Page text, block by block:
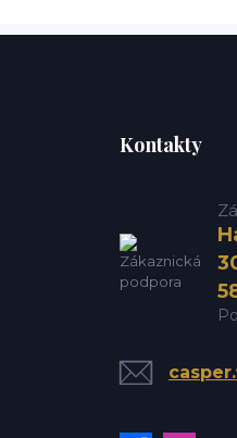
Kontakty